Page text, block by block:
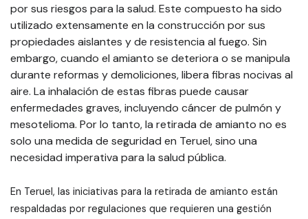
por sus riesgos para la salud. Este compuesto ha sido
utilizado extensamente en la construcción por sus
propiedades aislantes y de resistencia al fuego. Sin
embargo, cuando el amianto se deteriora o se manipula
durante reformas y demoliciones, libera fibras nocivas al
aire. La inhalación de estas fibras puede causar
enfermedades graves, incluyendo cáncer de pulmón y
mesotelioma. Por lo tanto, la retirada de amianto no es
solo una medida de seguridad en Teruel, sino una
necesidad imperativa para la salud pública.
En Teruel, las iniciativas para la retirada de amianto están
respaldadas por regulaciones que requieren una gestión